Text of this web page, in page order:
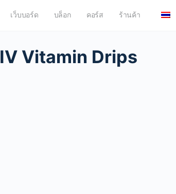
เว็บบอร์ด บล็อก คอร์ส ร้านค้า
IV Vitamin Drips